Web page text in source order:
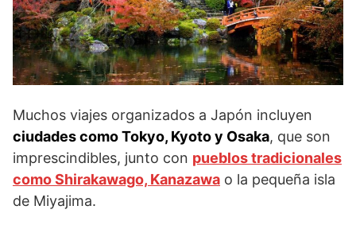
Muchos viajes organizados a Japón incluyen
ciudades como Tokyo, Kyoto y Osaka, que son
imprescindibles, junto con pueblos tradicionales
como Shirakawago, Kanazawa o la pequeña isla
de Miyajima.